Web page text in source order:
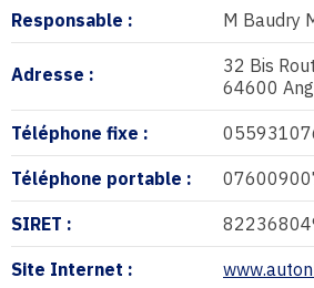
Responsable : M Baudry
Adresse :
32 Bis
64600
Téléphone fixe :
Téléphone portable :
SIRET :
Site Internet :